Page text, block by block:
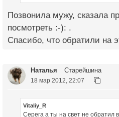
Позвонила мужу, сказала
посмотреть :-): .
Спасибо, что обратили на
Наталья Старейшина
18 мар 2012, 22:07
Vitaliy_R
Серега а ты на свет не обратил